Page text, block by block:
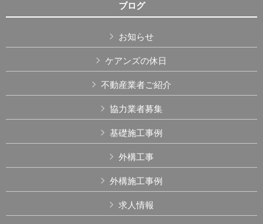
ブログ
お知らせ
ケアンズの休日
不動産業者ご紹介
協力業者募集
基礎施工事例
外構工事
外構施工事例
求人情報